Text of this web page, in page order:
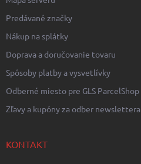
Predávané značky
Nákup na splátky
Doprava a doručovanie tovaru
Spôsoby platby a vysvetlívky
Odberné miesto pre GLS ParcelShop
Zľavy a kupóny za odber newslettera
KONTAKT